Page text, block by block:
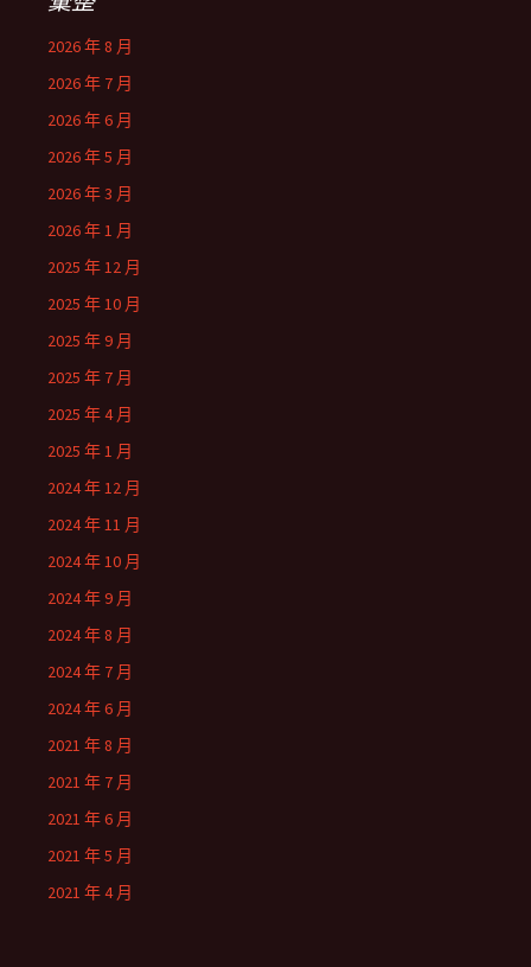
2026 年 8 月
2026 年 7 月
2026 年 6 月
2026 年 5 月
2026 年 3 月
2026 年 1 月
2025 年 12 月
2025 年 10 月
2025 年 9 月
2025 年 7 月
2025 年 4 月
2025 年 1 月
2024 年 12 月
2024 年 11 月
2024 年 10 月
2024 年 9 月
2024 年 8 月
2024 年 7 月
2024 年 6 月
2021 年 8 月
2021 年 7 月
2021 年 6 月
2021 年 5 月
2021 年 4 月